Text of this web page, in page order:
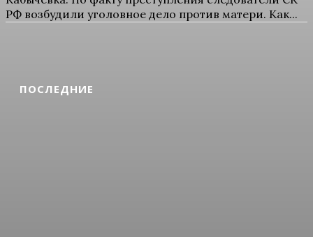
ПОСЛЕДНИЕ
РФ возбудили уголовное дело против матери. Как...